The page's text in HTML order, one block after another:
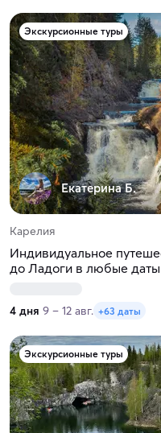
Экскурсионные туры
Екатерина Б.
Карелия
Индивидуальное
до Ладоги в любые даты
4 дня 9 – 12 авг. +63 даты
Экскурсионные туры